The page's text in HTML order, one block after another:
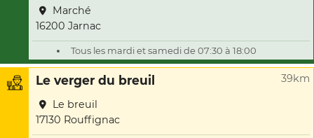
Marché
16200 Jarnac
Tous les mardi et samedi de 07:30 à 18:00
Le verger du breuil 39km
Le breuil
17130 Rouffignac